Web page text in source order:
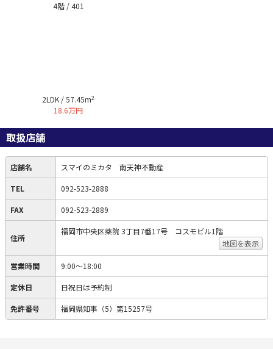
4階 / 401
2LDK / 57.45m2
18.6万円
取扱店舗
店舗名 スマイのミカタ 南天神不動産
TEL 092-523-2888
FAX 092-523-2889
住所
福岡市中央区薬院 3丁目7番17号 コスモビル1階
地図を表示
営業時間 9:00～18:00
定休日 日祝日は予約制
免許番号 福岡県知事（5）第15257号